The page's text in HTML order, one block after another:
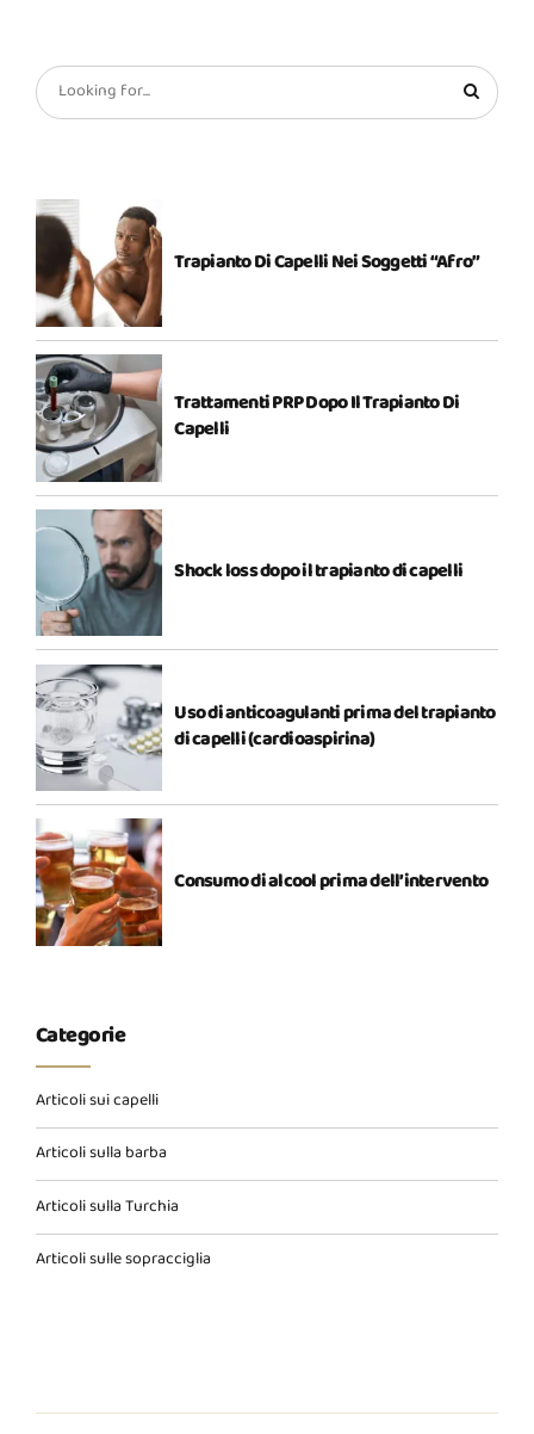
Trapianto Di Capelli Nei Soggetti “Afro”
Trattamenti PRP Dopo Il Trapianto Di
Capelli
Shock loss dopo il trapianto di capelli
Uso di anticoagulanti prima del trapianto
di capelli (cardioaspirina)
Consumo di alcool prima dell’intervento
Categorie
Articoli sui capelli
Articoli sulla barba
Articoli sulla Turchia
Articoli sulle sopracciglia